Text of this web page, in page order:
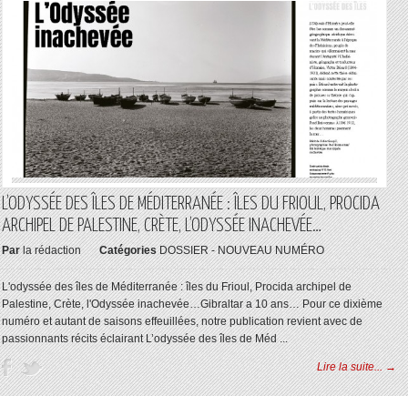
L’ODYSSÉE DES ÎLES DE MÉDITERRANÉE : ÎLES DU FRIOUL, PROCIDA
ARCHIPEL DE PALESTINE, CRÈTE, L’ODYSSÉE INACHEVÉE…
Par la rédaction Catégories DOSSIER - NOUVEAU NUMÉRO
L'odyssée des îles de Méditerranée : îles du Frioul, Procida archipel de
Palestine, Crète, l'Odyssée inachevée…Gibraltar a 10 ans… Pour ce dixième
numéro et autant de saisons effeuillées, notre publication revient avec de
passionnants récits éclairant L’odyssée des îles de Méd ...
Lire la suite... →